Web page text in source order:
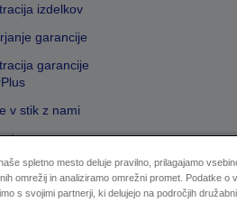
izdelkov
garancije
garancije
v stik z nami
trgovcev
spletno mesto deluje pravilno, prilagajamo
omrežij in analiziramo omrežni promet. Podatke o
s svojimi partnerji, ki delujejo na področjih